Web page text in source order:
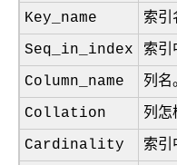
Key_name
索引
Seq_in_index
索
Column_name
列名
Collation
列怎
Cardinality
索引